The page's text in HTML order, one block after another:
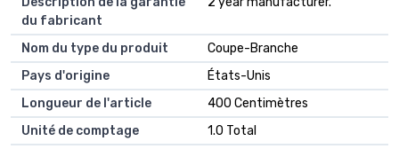
du fabricant
Nom du type du produit
Coupe-Branche
Pays d'origine
États-Unis
Longueur de l'article
400 Centimètres
Unité de comptage
1.0 Total